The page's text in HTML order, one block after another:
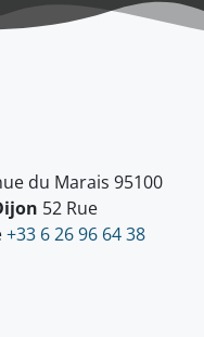
du Marais 95100
52 Rue
+33 6 26 96 64 38